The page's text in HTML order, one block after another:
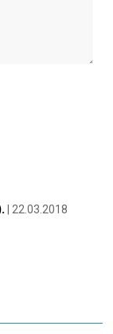
| 22.03.2018